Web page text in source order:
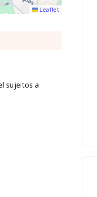
Leaflet
sujeitos a